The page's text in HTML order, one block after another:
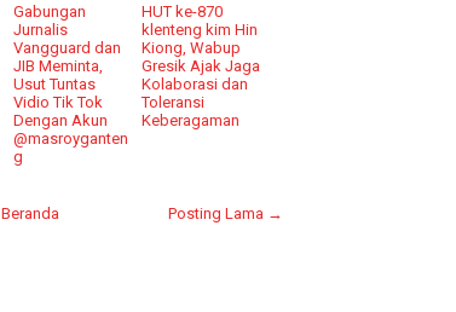
Gabungan
Jurnalis
Vangguard dan
JIB Meminta,
Usut Tuntas
Vidio Tik Tok
Dengan Akun
@masroyganten
g
HUT ke-870
klenteng kim Hin
Kiong, Wabup
Gresik Ajak Jaga
Kolaborasi dan
Toleransi
Keberagaman
Posting Lama →
Beranda